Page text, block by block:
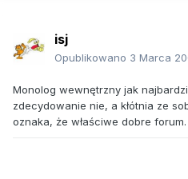
isj
Opublikowano 3 Marca
Monolog wewnętrzny jak
zdecydowanie nie, a kłótnia ze
oznaka, że właściwe dobre forum.